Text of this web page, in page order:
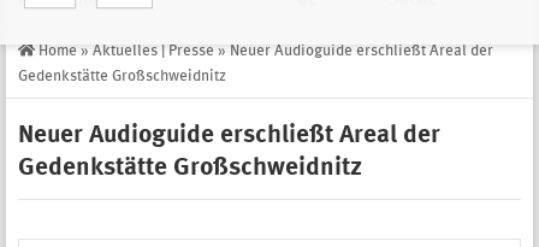
Home » Aktuelles | Presse » Neuer Audioguide erschließt Areal der
Gedenkstätte Großschweidnitz
Neuer Audioguide erschließt Areal der
Gedenkstätte Großschweidnitz